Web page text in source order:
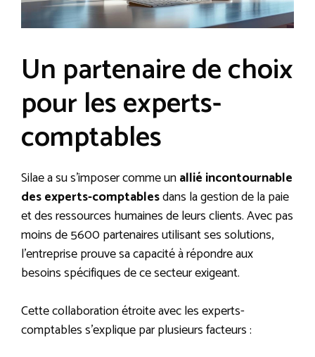
Un partenaire de choix
pour les experts-
comptables
Silae a su s’imposer comme unallié incontournable
des experts-comptablesdans la gestion de la paie
et des ressources humaines de leurs clients. Avec pas
moins de 5600 partenaires utilisant ses solutions,
l’entreprise prouve sa capacité à répondre aux
besoins spécifiques de ce secteur exigeant.
Cette collaboration étroite avec les experts-
comptables s’explique par plusieurs facteurs :